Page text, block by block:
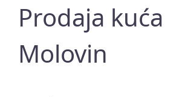
Prodaja kuća
Molovin